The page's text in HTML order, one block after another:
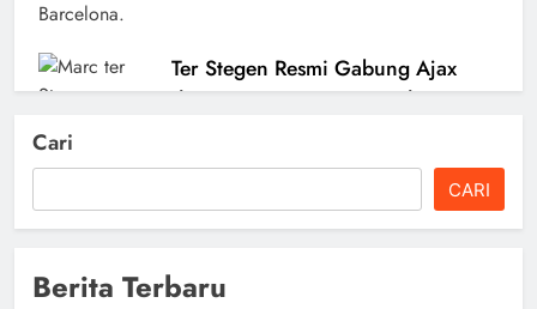
Ter Stegen Resmi Gabung Ajax
dengan Status Pinjaman dari
author 1 hari ago 0
Cari
CARI
Berita Terbaru